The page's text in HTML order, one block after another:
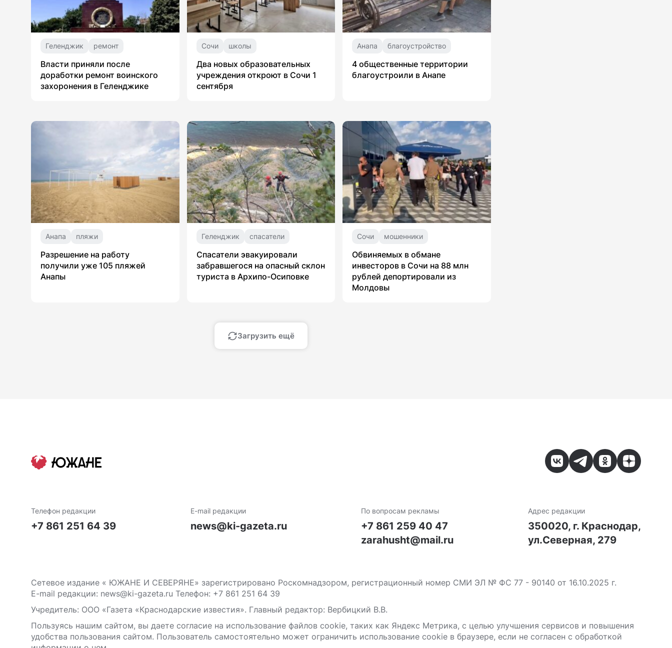
Геленджик ремонт
Власти приняли после
доработки ремонт воинского
захоронения в Геленджике
Сочи школы
Два новых образовательных
учреждения откроют в Сочи 1
сентября
Анапа благоустройство
4 общественные территории
благоустроили в Анапе
Анапа пляжи
Разрешение на работу
получили уже 105 пляжей
Анапы
Геленджик спасатели
Спасатели эвакуировали
забравшегося на опасный склон
туриста в Архипо-Осиповке
Сочи мошенники
Обвиняемых в обмане
инвесторов в Сочи на 88 млн
рублей депортировали из
Молдовы
Загрузить ещё
Телефон редакции
+7 861 251 64 39
E-mail редакции
news@ki-gazeta.ru
По вопросам рекламы
+7 861 259 40 47
zarahusht@mail.ru
Адрес редакции
350020, г. Краснодар,
ул.Северная, 279
Сетевое издание « ЮЖАНЕ И СЕВЕРЯНЕ» зарегистрировано Роскомнадзором, регистрационный номер СМИ ЭЛ № ФС 77 - 90140 от 16.10.2025 г.
E-mail редакции: news@ki-gazeta.ru Телефон: +7 861 251 64 39
Учредитель: ООО «Газета «Краснодарские известия». Главный редактор: Вербицкий В.В.
Пользуясь нашим сайтом, вы даете согласие на использование файлов сооkіе, таких как Яндекс Метрика, с целью улучшения сервисов и повышения
удобства пользования сайтом. Пользователь самостоятельно может ограничить использование сооkіе в браузере, если не согласен с обработкой